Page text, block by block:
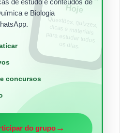
de estudo e conteúdos de
e Biologia
e concursos
do grupo→
Hoje
Questões, quizzes,
dicas e materiais
para estudar todos
os dias.